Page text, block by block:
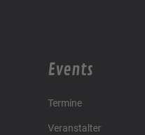
Events
Termine
Veranstalter